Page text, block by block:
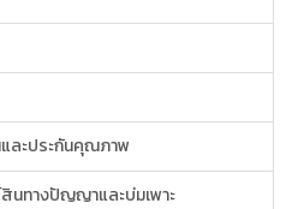
ละประกันคุณภาพ
นทางปัญญาและบ่มเพาะ